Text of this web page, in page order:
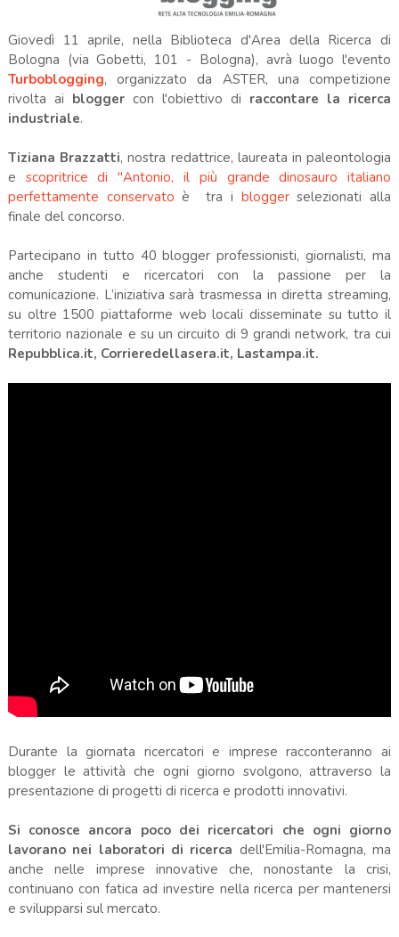
Giovedì 11 aprile, nella Biblioteca d'Area della Ricerca di
Bologna (via Gobetti, 101 - Bologna), avrà luogo l'evento
Turboblogging, organizzato da ASTER, una competizione
rivolta ai bloggercon l'obiettivo di raccontare la ricerca
industriale.
Tiziana Brazzatti, nostra redattrice, laureata in paleontologia
e scopritrice di"Antonio, il più grande dinosauro italiano
perfettamente conservato è tra i bloggerselezionati alla
finale del concorso.
Partecipano in tutto 40 blogger professionisti, giornalisti, ma
anche studenti e ricercatori con la passione per la
comunicazione. L’iniziativa sarà trasmessa in diretta streaming,
su oltre 1500 piattaforme web locali disseminate su tutto il
territorio nazionale e su un circuito di 9 grandi network, tra cui
Repubblica.it, Corrieredellasera.it, Lastampa.it.
Durante la giornata ricercatori e imprese racconteranno ai
blogger le attività che ogni giorno svolgono, attraverso la
presentazione di progetti di ricerca e prodotti innovativi.
Si conosce ancora poco dei ricercatori che ogni giorno
lavorano nei laboratori di ricerca dell'Emilia-Romagna, ma
anche nelle imprese innovative che, nonostante la crisi,
continuano con fatica ad investire nella ricerca per mantenersi
e svilupparsi sul mercato.